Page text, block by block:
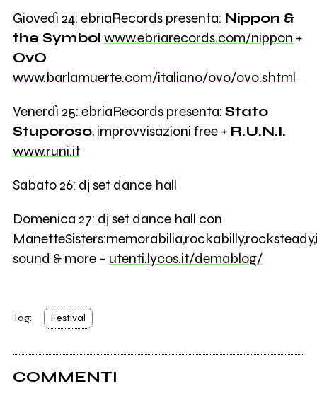
Giovedì 24: ebriaRecords presenta: Nippon &
the Symbol www.ebriarecords.com/nippon +
OvO
www.barlamuerte.com/italiano/ovo/ovo.shtml
Venerdì 25: ebriaRecords presenta: Stato
Stuporoso, improvvisazioni free + R.U.N.I.
www.runi.it
Sabato 26: dj set dance hall
Domenica 27: dj set dance hall con
sound & more - utenti.lycos.it/demablog/
Tag: Festival
COMMENTI